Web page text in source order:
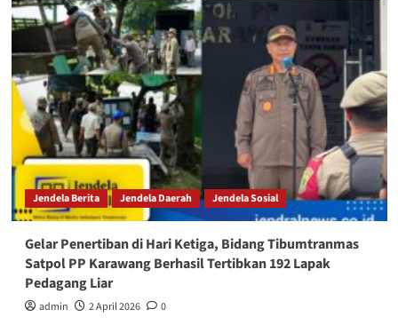
Jendela Berita Jendela Daerah Jendela Sosial
Gelar Penertiban di Hari Ketiga, Bidang Tibumtranmas
Satpol PP Karawang Berhasil Tertibkan 192 Lapak
Pedagang Liar
admin 2 April 2026 0